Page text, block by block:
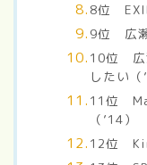
8位
9位 広瀬
10位 広
したい（
11位
（’14）
12位